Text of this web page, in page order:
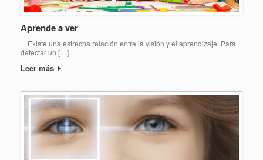
Aprende a ver
Existe una estrecha relación entre la visión y el aprendizaje. Para
detectar un […]
Leer más